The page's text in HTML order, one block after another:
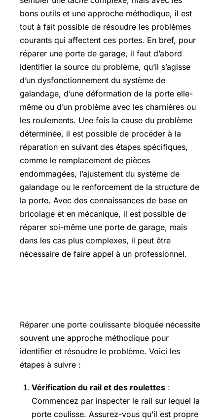
bons outils et une approche méthodique, il est
tout à fait possible de résoudre les problèmes
courants qui affectent ces portes. En bref, pour
réparer une porte de garage, il faut d’abord
identifier la source du problème, qu’il s’agisse
d’un dysfonctionnement du système de
galandage, d’une déformation de la porte elle-
même ou d’un problème avec les charnières ou
les roulements. Une fois la cause du problème
déterminée, il est possible de procéder à la
réparation en suivant des étapes spécifiques,
comme le remplacement de pièces
endommagées, l’ajustement du système de
galandage ou le renforcement de la structure de
la porte. Avec des connaissances de base en
bricolage et en mécanique, il est possible de
réparer soi-même une porte de garage, mais
dans les cas plus complexes, il peut être
nécessaire de faire appel à un professionnel.
Réparer une porte coulissante bloquée nécessite
souvent une approche méthodique pour
identifier et résoudre le problème. Voici les
étapes à suivre :
Vérification du rail et des roulettes :
Commencez par inspecter le rail sur lequel la
porte coulisse. Assurez-vous qu’il est propre